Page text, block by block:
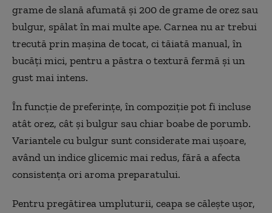
grame de slană afumată și 200 de grame de orez sau
bulgur, spălat în mai multe ape. Carnea nu ar trebui
trecută prin mașina de tocat, ci tăiată manual, în
bucăți mici, pentru a păstra o textură fermă și un
gust mai intens.
În funcție de preferințe, în compoziție pot fi incluse
atât orez, cât și bulgur sau chiar boabe de porumb.
Variantele cu bulgur sunt considerate mai ușoare,
având un indice glicemic mai redus, fără a afecta
consistența ori aroma preparatului.
Pentru pregătirea umpluturii, ceapa se călește ușor,